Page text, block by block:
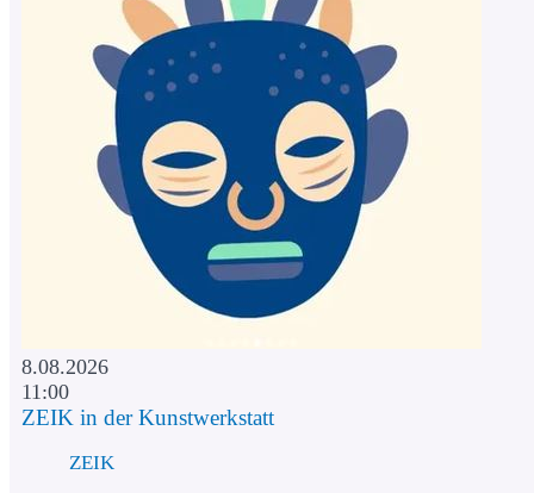
8.08.2026
11:00
ZEIK in der Kunstwerkstatt
ZEIK